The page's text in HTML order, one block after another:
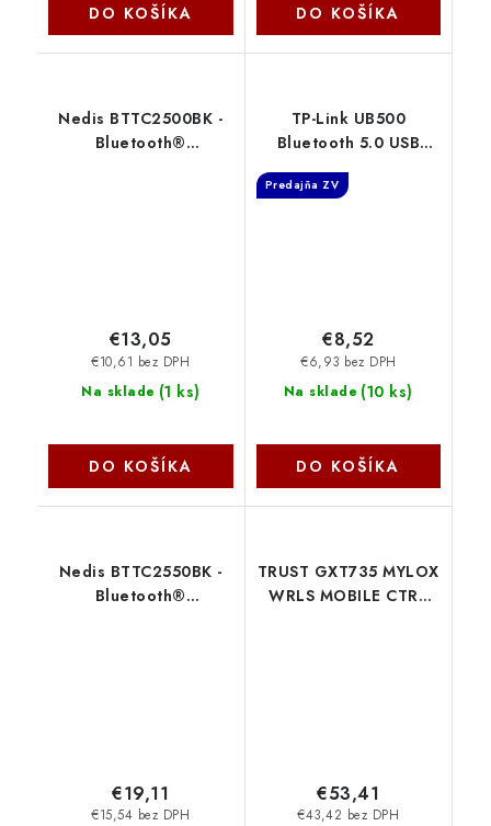
DO KOŠÍKA DO KOŠÍKA
Nedis BTTC2500BK -
Bluetooth®
Na sklade (1 ks)
€10,61 bez DPH
€13,05
DO KOŠÍKA
TP-Link UB500
Bluetooth 5.0 USB
velikost, USB 2.0 TP-
Predajňa ZV
Na sklade (10 ks)
€6,93 bez DPH
€8,52
DO KOŠÍKA
Nedis BTTC2550BK -
Bluetooth®
€15,54 bez DPH
€19,11
TRUST GXT735 MYLOX
WRLS MOBILE CTRL
€43,42 bez DPH
€53,41